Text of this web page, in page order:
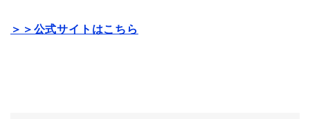
＞＞公式サイトはこちら